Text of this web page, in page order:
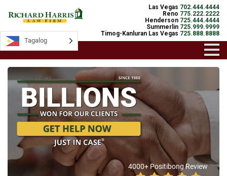
Las Vegas 702.444.4444
Reno 775.222.2222
Henderson 725.444.4444
Summerlin 725.999.9999
Timog-Kanluran Las Vegas 725.888.8888
4000+ Positibong Review
Tagalog